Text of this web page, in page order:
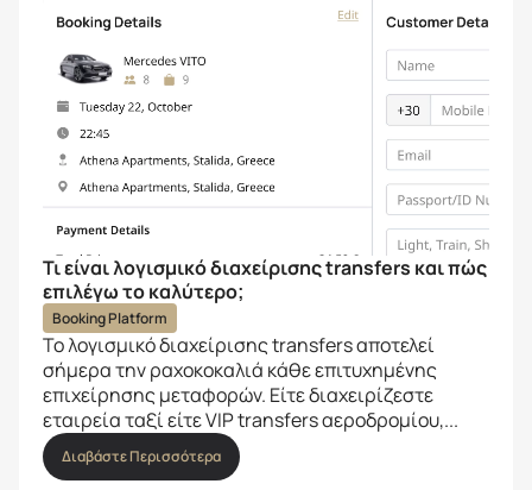
Τι είναι λογισμικό διαχείρισης transfers και πώς
επιλέγω το καλύτερο;
Booking Platform
Το λογισμικό διαχείρισης transfers αποτελεί
σήμερα την ραχοκοκαλιά κάθε επιτυχημένης
επιχείρησης μεταφορών. Είτε διαχειρίζεστε
εταιρεία ταξί είτε VIP transfers αεροδρομίου,...
Διαβάστε Περισσότερα